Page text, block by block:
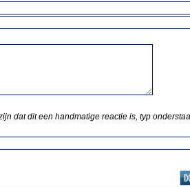
dat dit een handmatige reactie is, typ